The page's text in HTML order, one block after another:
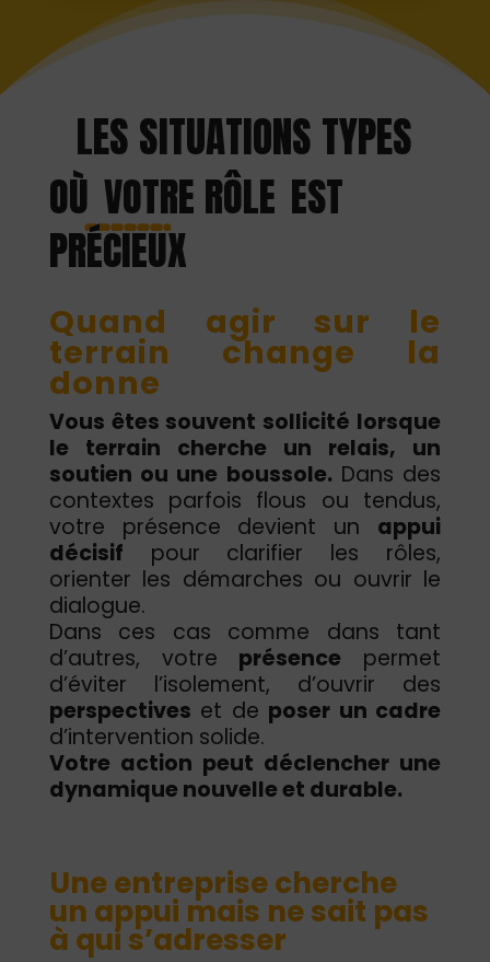
LES SITUATIONS TYPES
OÙ VOTRE RÔLE EST
PRÉCIEUX
Quand agir sur le
terrain change la
donne
Vous êtes souvent sollicité lorsque
le terrain cherche un relais, un
soutien ou une boussole. Dans des
contextes parfois flous ou tendus,
votre présence devient un appui
décisif pour clarifier les rôles,
orienter les démarches ou ouvrir le
dialogue.
Dans ces cas comme dans tant
d’autres, votre présence permet
d’éviter l’isolement, d’ouvrir des
perspectives et de poser un cadre
d’intervention solide.
Votre action peut déclencher une
dynamique nouvelle et durable.
Une entreprise cherche
un appui mais ne sait pas
à qui s’adresser